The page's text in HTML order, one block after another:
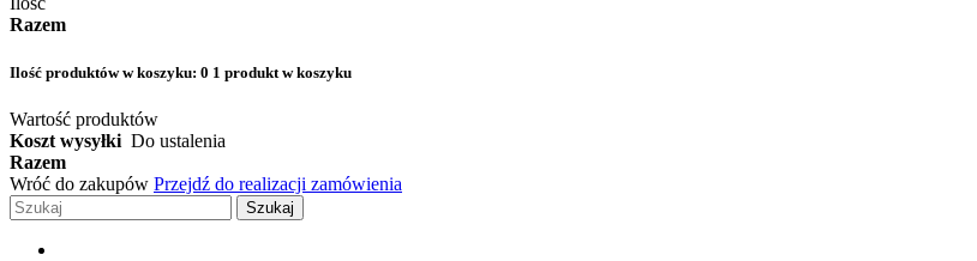
Razem
Ilość produktów w koszyku: 0 1 produkt w koszyku
Wartość produktów
Koszt wysyłki Do ustalenia
Razem
Wróć do zakupów Przejdź do realizacji zamówienia
Szukaj